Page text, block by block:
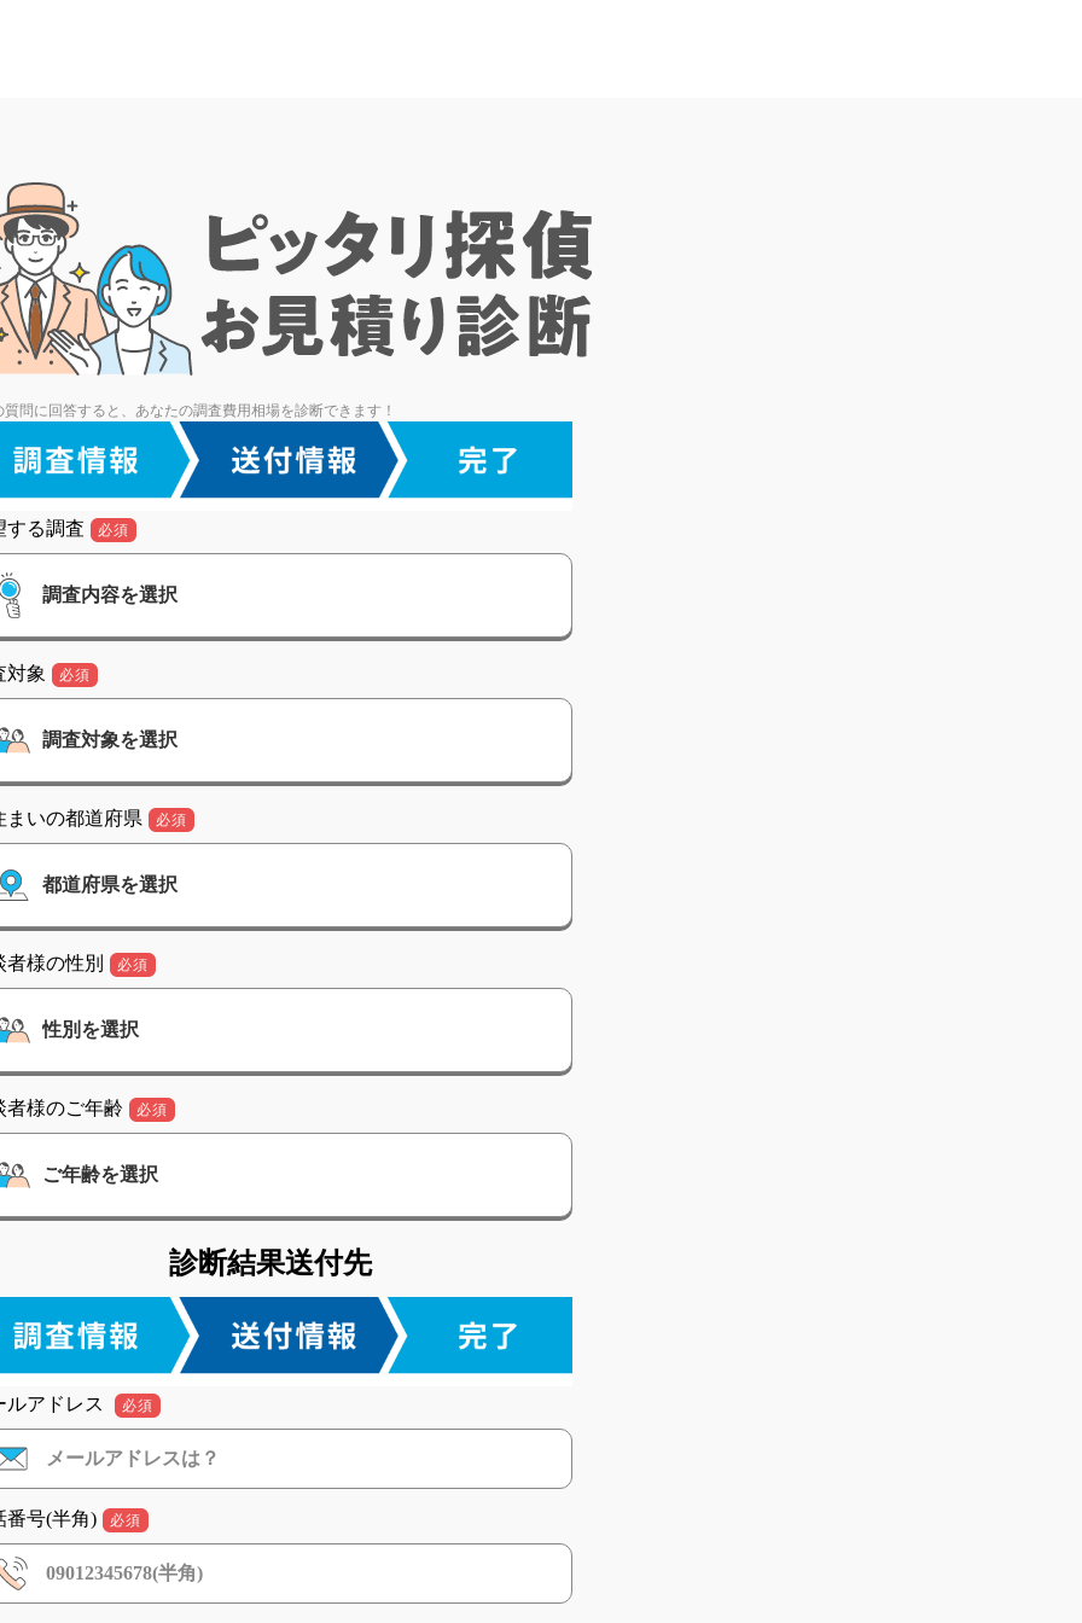
質問に回答すると、あなたの調査費用相場を診断できます！
する調査 必須
対象 必須
まいの都道府県 必須
者様の性別 必須
者様のご年齢 必須
診断結果送付先
ルアドレス 必須
番号(半角) 必須